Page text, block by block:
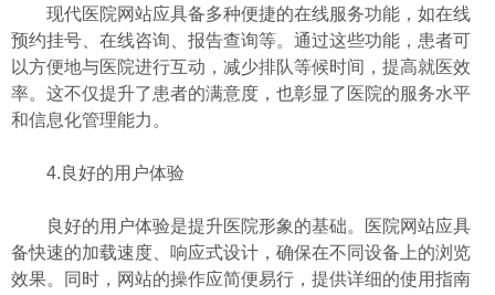
现代医院网站应具备多种便捷的在线服务功能，如在线
预约挂号、在线咨询、报告查询等。通过这些功能，患者可
以方便地与医院进行互动，减少排队等候时间，提高就医效
率。这不仅提升了患者的满意度，也彰显了医院的服务水平
和信息化管理能力。
4.良好的用户体验
良好的用户体验是提升医院形象的基础。医院网站应具
备快速的加载速度、响应式设计，确保在不同设备上的浏览
效果。同时，网站的操作应简便易行，提供详细的使用指南